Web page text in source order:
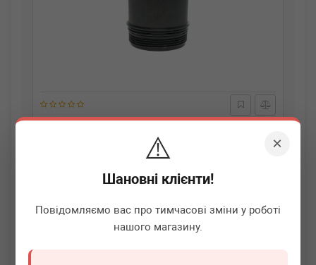
×
⚠️
Шановні клієнти!
Повідомляємо вас про тимчасові зміни у роботі
нашого магазину.
BMW 11425A34A34
Кришка корпуса фільтра масляного BMW X5
(E70/F15/F85/G05/F95) 4.4 M/xDrive 50 (N63/S63) 09-
Немає в наявності
Докладніше